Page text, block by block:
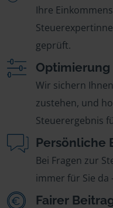
Ihre
geprüft.
Optimierung
Wir sichern
zustehen, und
Steuerergebnis
Persönliche
Bei Fragen zur
immer für Sie da
Fairer